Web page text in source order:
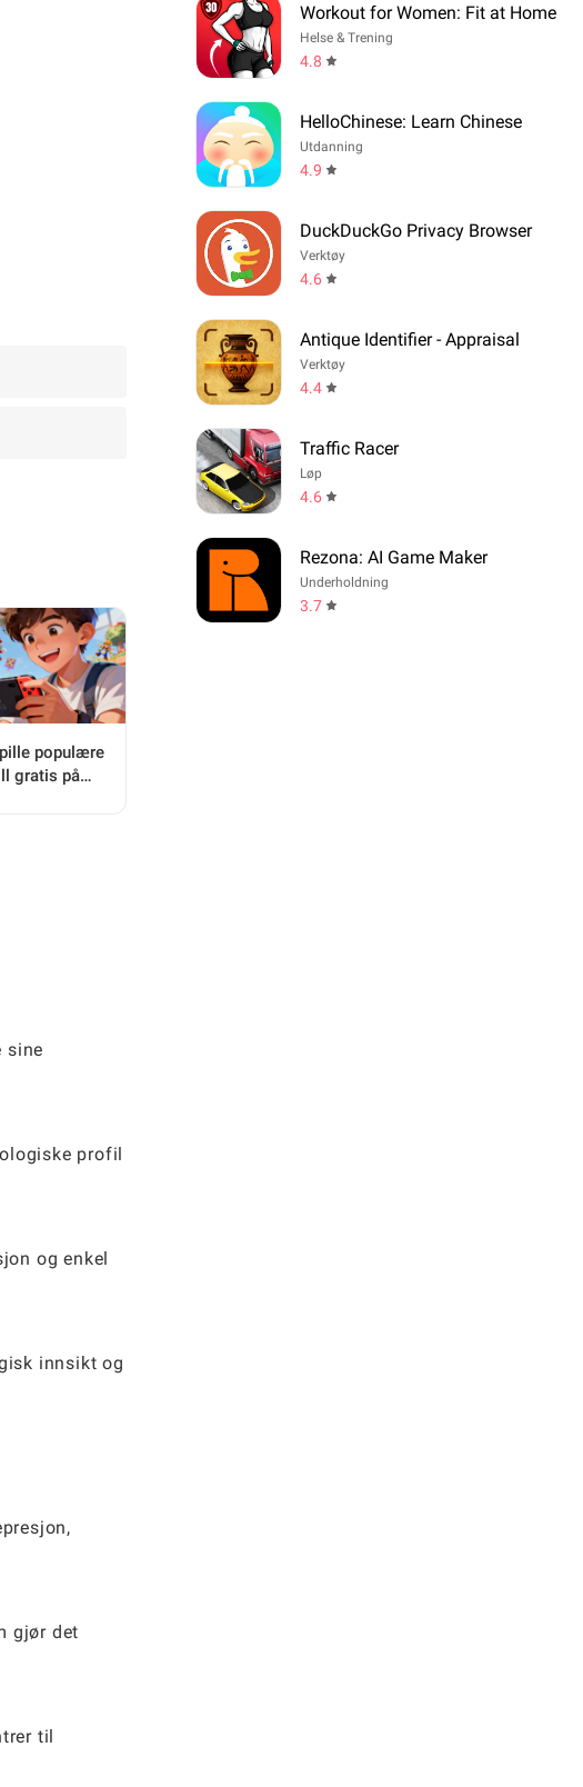
populære
gratis på
sine
profil
og enkel
innsikt og
gjør det
til
Workout for Women: Fit at Home
Helse & Trening
4.8
HelloChinese: Learn Chinese
Utdanning
4.9
DuckDuckGo Privacy Browser
Verktøy
4.6
Antique Identifier - Appraisal
Verktøy
4.4
Traffic Racer
Løp
4.6
Rezona: AI Game Maker
Underholdning
3.7